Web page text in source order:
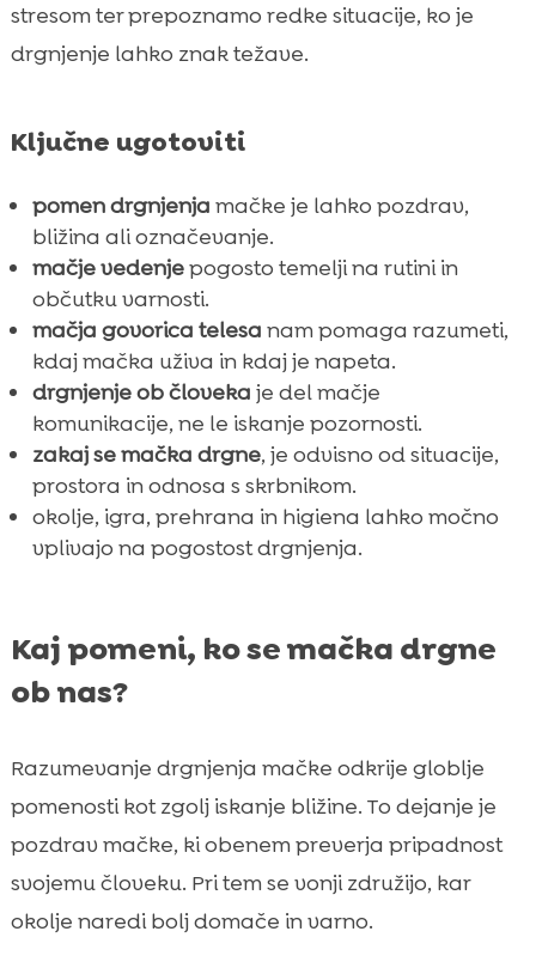
stresom ter prepoznamo redke situacije, ko je
drgnjenje lahko znak težave.
Ključne ugotoviti
pomen drgnjenja mačke je lahko pozdrav,
bližina ali označevanje.
mačje vedenjepogosto temelji na rutini in
občutku varnosti.
mačja govorica telesa nam pomaga razumeti,
kdaj mačka uživa in kdaj je napeta.
drgnjenje ob človeka je del mačje
komunikacije, ne le iskanje pozornosti.
zakaj se mačka drgne, je odvisno od situacije,
prostora in odnosa s skrbnikom.
okolje, igra, prehrana in higiena lahko močno
vplivajo na pogostost drgnjenja.
Kaj pomeni, ko se mačka drgne
ob nas?
Razumevanje drgnjenja mačke odkrije globlje
pomenosti kot zgolj iskanje bližine. To dejanje je
pozdrav mačke, ki obenem preverja pripadnost
svojemu človeku. Pri tem se vonji združijo, kar
okolje naredi bolj domače in varno.